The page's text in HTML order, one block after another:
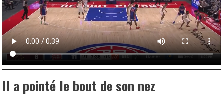
Il a pointé le bout de son nez